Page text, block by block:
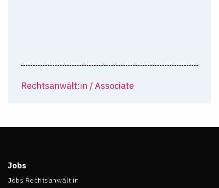
Rechtsanwält:in / Associate
Jobs
Jobs Rechtsanwält:in